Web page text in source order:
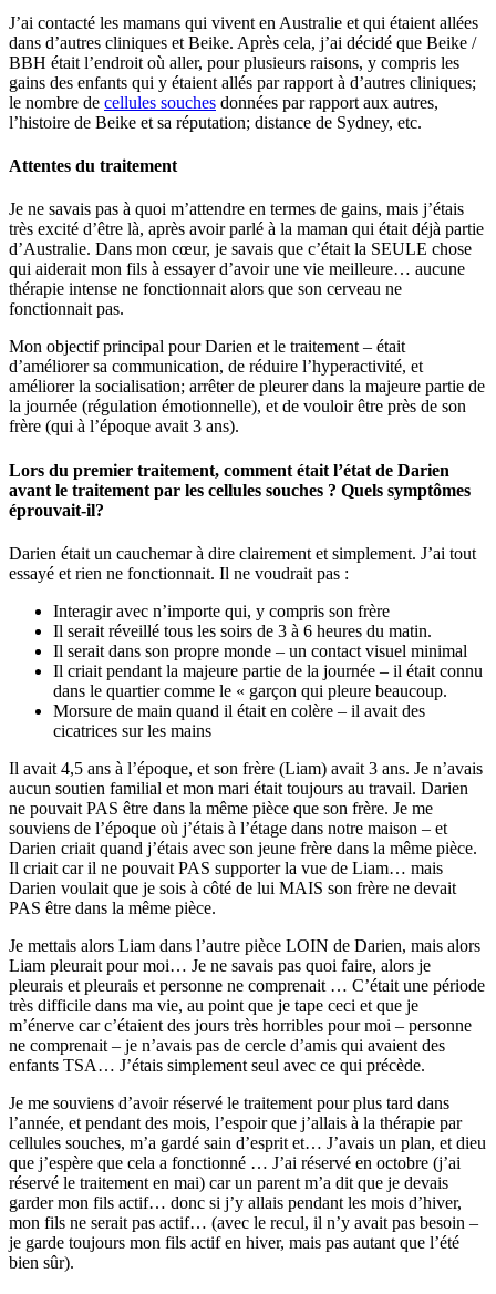
J’ai contacté les mamans qui vivent en Australie et qui étaient allées
dans d’autres cliniques et Beike. Après cela, j’ai décidé que Beike /
BBH était l’endroit où aller, pour plusieurs raisons, y compris les
gains des enfants qui y étaient allés par rapport à d’autres cliniques;
le nombre de cellules souches données par rapport aux autres,
l’histoire de Beike et sa réputation; distance de Sydney, etc.
Attentes du traitement
Je ne savais pas à quoi m’attendre en termes de gains, mais j’étais
très excité d’être là, après avoir parlé à la maman qui était déjà partie
d’Australie. Dans mon cœur, je savais que c’était la SEULE chose
qui aiderait mon fils à essayer d’avoir une vie meilleure… aucune
thérapie intense ne fonctionnait alors que son cerveau ne
fonctionnait pas.
Mon objectif principal pour Darien et le traitement – était
d’améliorer sa communication, de réduire l’hyperactivité, et
améliorer la socialisation; arrêter de pleurer dans la majeure partie de
la journée (régulation émotionnelle), et de vouloir être près de son
frère (qui à l’époque avait 3 ans).
Lors du premier traitement, comment était l’état de Darien
avant le traitement par les cellules souches ? Quels symptômes
éprouvait-il?
Darien était un cauchemar à dire clairement et simplement. J’ai tout
essayé et rien ne fonctionnait. Il ne voudrait pas :
Interagir avec n’importe qui, y compris son frère
Il serait réveillé tous les soirs de 3 à 6 heures du matin.
Il serait dans son propre monde – un contact visuel minimal
Il criait pendant la majeure partie de la journée – il était connu
dans le quartier comme le « garçon qui pleure beaucoup.
Morsure de main quand il était en colère – il avait des
cicatrices sur les mains
Il avait 4,5 ans à l’époque, et son frère (Liam) avait 3 ans. Je n’avais
aucun soutien familial et mon mari était toujours au travail. Darien
ne pouvait PAS être dans la même pièce que son frère. Je me
souviens de l’époque où j’étais à l’étage dans notre maison – et
Darien criait quand j’étais avec son jeune frère dans la même pièce.
Il criait car il ne pouvait PAS supporter la vue de Liam… mais
Darien voulait que je sois à côté de lui MAIS son frère ne devait
PAS être dans la même pièce.
Je mettais alors Liam dans l’autre pièce LOIN de Darien, mais alors
Liam pleurait pour moi… Je ne savais pas quoi faire, alors je
pleurais et pleurais et personne ne comprenait … C’était une période
très difficile dans ma vie, au point que je tape ceci et que je
m’énerve car c’étaient des jours très horribles pour moi – personne
ne comprenait – je n’avais pas de cercle d’amis qui avaient des
enfants TSA… J’étais simplement seul avec ce qui précède.
Je me souviens d’avoir réservé le traitement pour plus tard dans
l’année, et pendant des mois, l’espoir que j’allais à la thérapie par
cellules souches, m’a gardé sain d’esprit et… J’avais un plan, et dieu
que j’espère que cela a fonctionné … J’ai réservé en octobre (j’ai
réservé le traitement en mai) car un parent m’a dit que je devais
garder mon fils actif… donc si j’y allais pendant les mois d’hiver,
mon fils ne serait pas actif… (avec le recul, il n’y avait pas besoin –
je garde toujours mon fils actif en hiver, mais pas autant que l’été
bien sûr).